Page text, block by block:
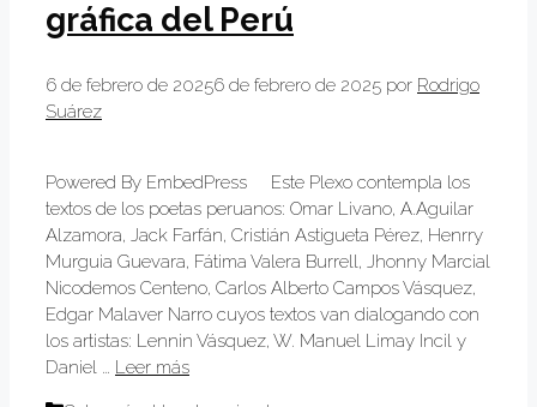
gráfica del Perú
6 de febrero de 20256 de febrero de 2025 por Rodrigo
Suárez
Powered By EmbedPress Este Plexo contempla los
textos de los poetas peruanos: Omar Livano, A.Aguilar
Alzamora, Jack Farfán, Cristián Astigueta Pérez, Henrry
Murguia Guevara, Fátima Valera Burrell, Jhonny Marcial
Nicodemos Centeno, Carlos Alberto Campos Vásquez,
Edgar Malaver Narro cuyos textos van dialogando con
los artistas: Lennin Vásquez, W. Manuel Limay Incil y
Daniel … Leer más